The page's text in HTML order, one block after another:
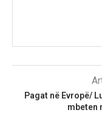
Pagat në Evropë/
mbeten